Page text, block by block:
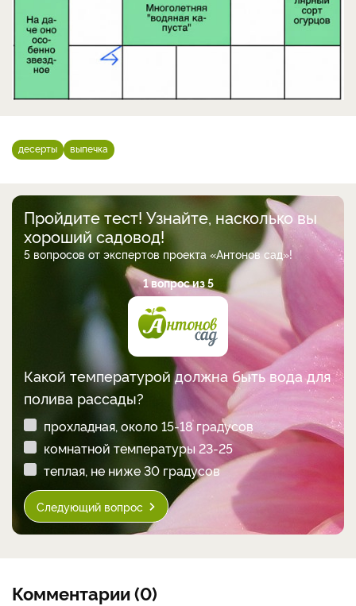
десерты выпечка
Пройдите тест! Узнайте, насколько вы
хороший садовод!
5 вопросов от экспертов проекта «Антонов сад»!
1 вопрос из 5
Какой температурой должна быть вода для
полива рассады?
прохладная, около 15-18 градусов
комнатной температуры 23-25
теплая, не ниже 30 градусов
Следующий вопрос
Комментарии (0)